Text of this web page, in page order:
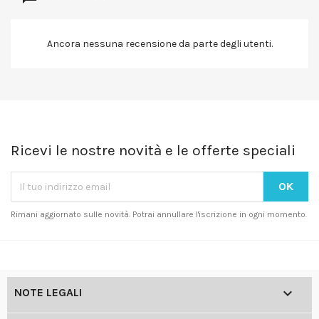
Ancora nessuna recensione da parte degli utenti.
Ricevi le nostre novità e le offerte speciali
Rimani aggiornato sulle novità. Potrai annullare l'iscrizione in ogni momento.
NOTE LEGALI 